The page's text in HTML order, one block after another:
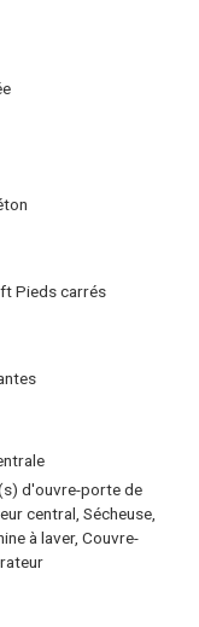
Pieds carrés
d'ouvre-porte de
central, Sécheuse,
à laver, Couvre-